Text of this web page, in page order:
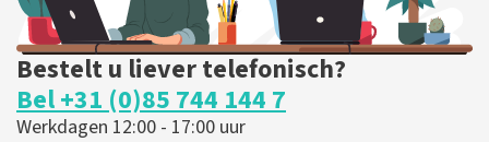
Bestelt u liever telefonisch?
Bel +31 (0)85 744 144 7
Werkdagen 12:00 - 17:00 uur